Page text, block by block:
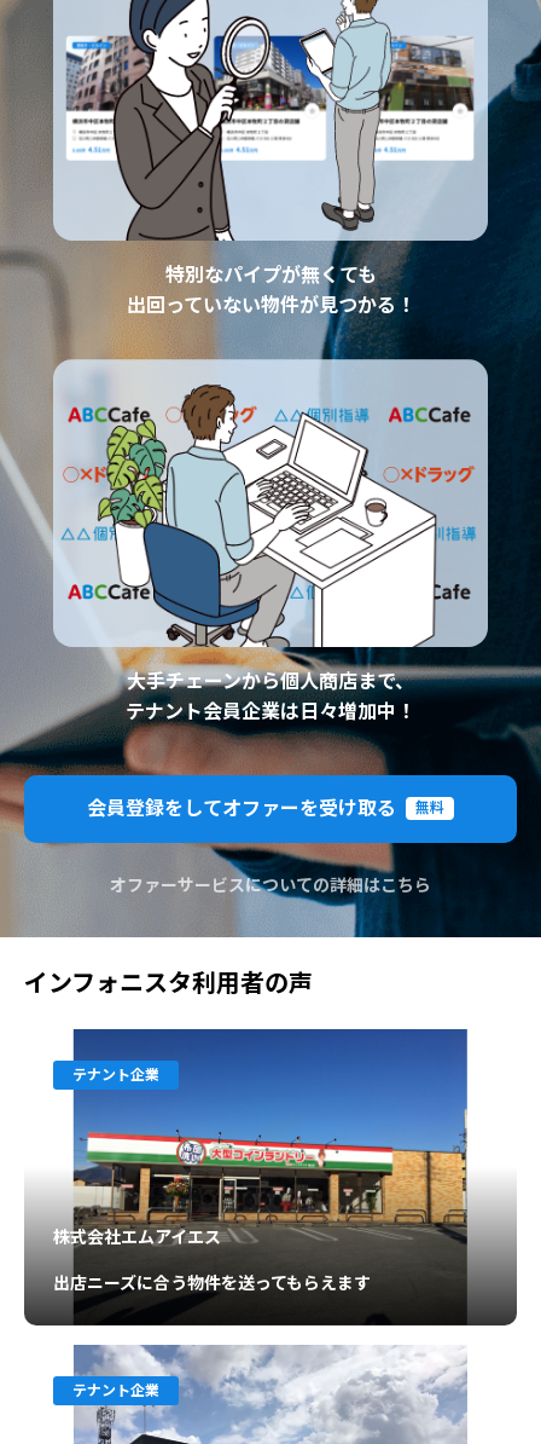
特別なパイプが無くても
出回っていない物件が見つかる！
大手チェーンから個人商店まで、
テナント会員企業は日々増加中！
会員登録をしてオファーを受け取る 無料
オファーサービスについての詳細はこちら
インフォニスタ利用者の声
株式会社エムアイエス
出店ニーズに合う物件を送ってもらえます
テナント企業
テナント企業